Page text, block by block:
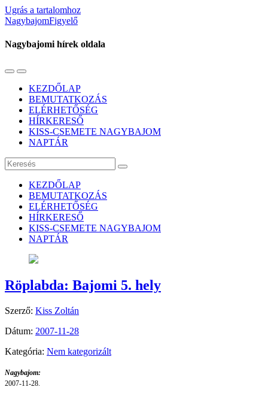
Ugrás a tartalomhoz
NagybajomFigyelő
Nagybajomi hírek oldala
Váltás
mobil
menüre
Használja
keresés
mezőt
KEZDŐLAP
BEMUTATKOZÁS
ELÉRHETŐSÉG
HÍRKERESŐ
KISS-CSEMETE NAGYBAJOM
NAPTÁR
Keresés
KEZDŐLAP
BEMUTATKOZÁS
ELÉRHETŐSÉG
HÍRKERESŐ
KISS-CSEMETE NAGYBAJOM
NAPTÁR
Röplabda: Bajomi 5. hely
Szerző: Kiss Zoltán
Dátum: 2007-11-28
Kategória: Nem kategorizált
Nagybajom:
2007-11-28.